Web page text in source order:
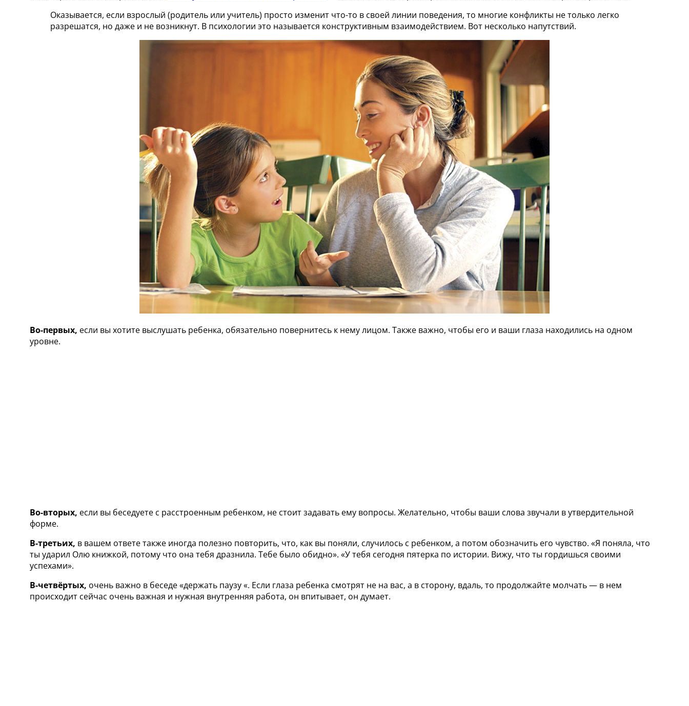
Оказывается, если взрослый (родитель или учитель) просто изменит что-то в своей линии поведения, то многие конфликты не только легко
разрешатся, но даже и не возникнут. В психологии это называется конструктивным взаимодействием. Вот несколько напутствий.
Во-первых, если вы хотите выслушать ребенка, обязательно повернитесь к нему лицом. Также важно, чтобы его и ваши глаза находились на одном
уровне.
Во-вторых, если вы беседуете с расстроенным ребенком, не стоит задавать ему вопросы. Желательно, чтобы ваши слова звучали в утвердительной
форме.
В-третьих, в вашем ответе также иногда полезно повторить, что, как вы поняли, случилось с ребенком, а потом обозначить его чувство. «Я поняла, что
ты ударил Олю книжкой, потому что она тебя дразнила. Тебе было обидно». «У тебя сегодня пятерка по истории. Вижу, что ты гордишься своими
успехами».
В-четвёртых, очень важно в беседе «держать паузу «. Если глаза ребенка смотрят не на вас, а в сторону, вдаль, то продолжайте молчать — в нем
происходит сейчас очень важная и нужная внутренняя работа, он впитывает, он думает.